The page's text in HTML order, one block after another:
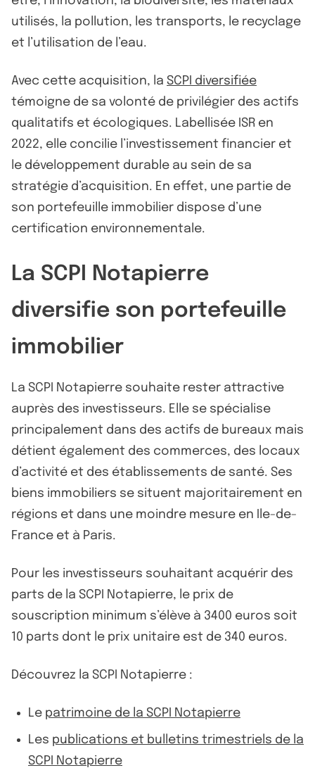
utilisés, la pollution, les transports, le recyclage
et l’utilisation de l’eau.
Avec cette acquisition, la SCPI diversifiée
témoigne de sa volonté de privilégier des actifs
qualitatifs et écologiques. Labellisée ISR en
2022, elle concilie l’investissement financier et
le développement durable au sein de sa
stratégie d’acquisition. En effet, une partie de
son portefeuille immobilier dispose d’une
certification environnementale.
La SCPI Notapierre
diversifie son portefeuille
immobilier
La SCPI Notapierre souhaite rester attractive
auprès des investisseurs. Elle se spécialise
principalement dans des actifs de bureaux mais
détient également des commerces, des locaux
d’activité et des établissements de santé. Ses
biens immobiliers se situent majoritairement en
régions et dans une moindre mesure en Ile-de-
France et à Paris.
Pour les investisseurs souhaitant acquérir des
parts de la SCPI Notapierre, le prix de
souscription minimum s’élève à 3400 euros soit
10 parts dont le prix unitaire est de 340 euros.
Découvrez la SCPI Notapierre :
Le patrimoine de la SCPI Notapierre
Les publications et bulletins trimestriels de la
SCPI Notapierre